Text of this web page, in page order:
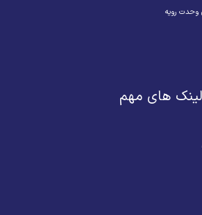
وحدت رویه
لینک های مهم